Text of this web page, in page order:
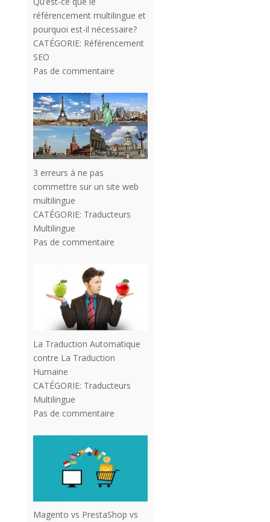
référencement multilingue et
pourquoi est-il nécessaire?
CATÉGORIE: Référencement
SEO
Pas de commentaire
3 erreurs à ne pas
commettre sur un site web
multilingue
CATÉGORIE: Traducteurs
Multilingue
Pas de commentaire
La Traduction Automatique
contre La Traduction
Humaine
CATÉGORIE: Traducteurs
Multilingue
Pas de commentaire
Magento vs PrestaShop vs